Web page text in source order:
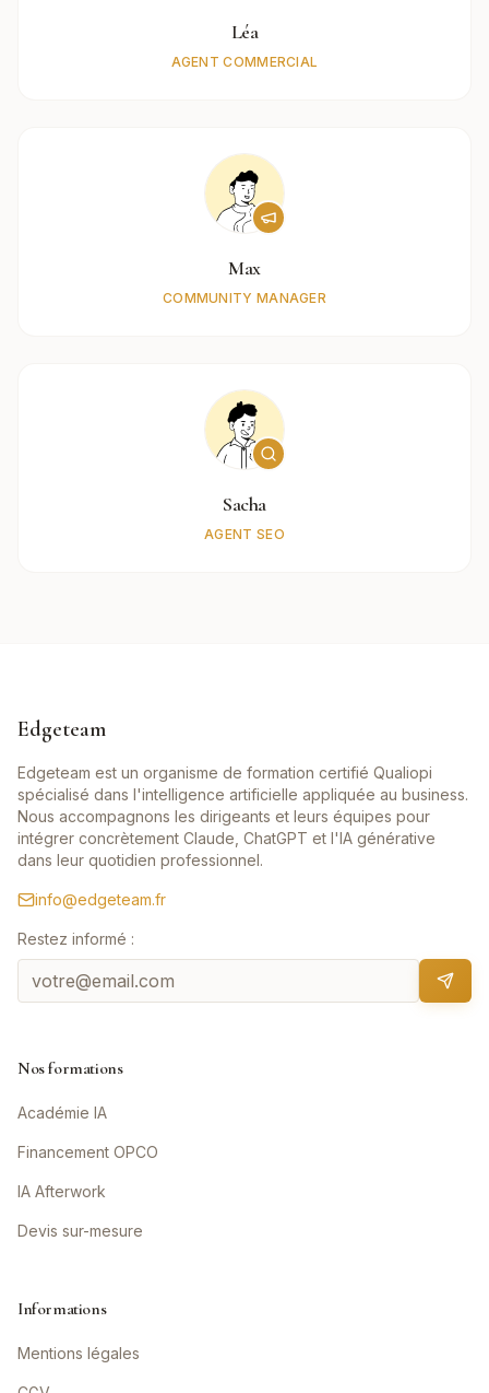
Léa
AGENT COMMERCIAL
Max
COMMUNITY MANAGER
Sacha
AGENT SEO
Edgeteam
Edgeteam est un organisme de formation certifié Qualiopi
spécialisé dans l'intelligence artificielle appliquée au business.
Nous accompagnons les dirigeants et leurs équipes pour
intégrer concrètement Claude, ChatGPT et l'IA générative
dans leur quotidien professionnel.
info@edgeteam.fr
Restez informé :
Nos formations
Académie IA
Financement OPCO
IA Afterwork
Devis sur-mesure
Informations
Mentions légales